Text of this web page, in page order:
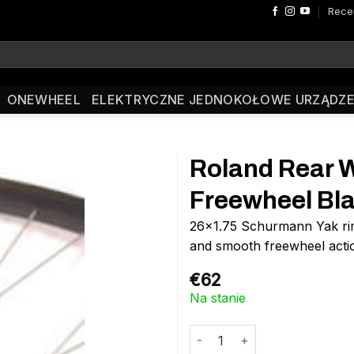
ONEWHEEL ELEKTRYCZNE JEDNOKOŁOWE
Roland Rear
Freewheel
26×1.75 Schurmann Yak
and smooth freewheel
€62
Na stanie
ilość Roland Rear Wheel 26